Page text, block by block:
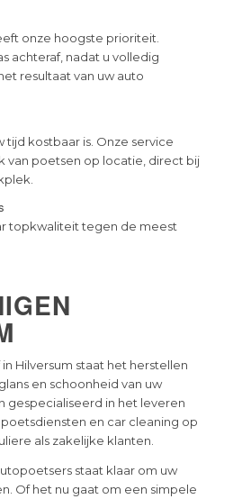
onze hoogste prioriteit.
achteraf, nadat u volledig
resultaat van uw auto
tijd kostbaar is. Onze service
van poetsen op locatie, direct bij
topkwaliteit tegen de meest
Hilversum staat het herstellen
en schoonheid van uw
gespecialiseerd in het leveren
en car cleaning op
als zakelijke klanten.
staat klaar om uw
Of het nu gaat om een simpele